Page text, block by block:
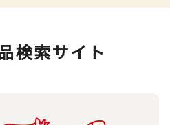
検索サイト